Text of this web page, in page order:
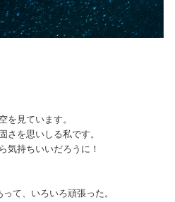
を見ています。
さを思いしる私です。
気持ちいいだろうに！
て、いろいろ頑張った。